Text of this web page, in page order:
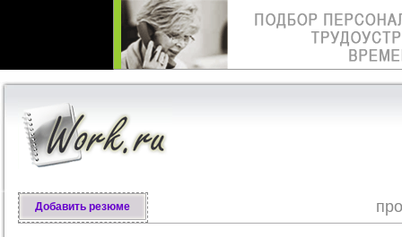
Добавить резюме